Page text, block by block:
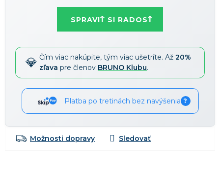
SPRAVIŤ SI RADOSŤ
Čím viac nakúpite, tým viac ušetríte. Až 20%
zľava pre členov BRUNO Klubu.
Platba po tretinách bez navýšenia ?
Možnosti dopravy